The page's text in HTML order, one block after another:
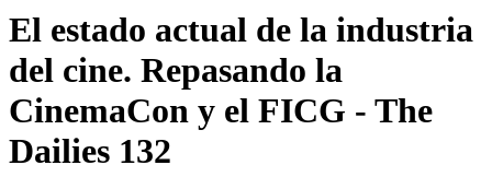
El estado actual de la industria
del cine. Repasando la
CinemaCon y el FICG - The
Dailies 132